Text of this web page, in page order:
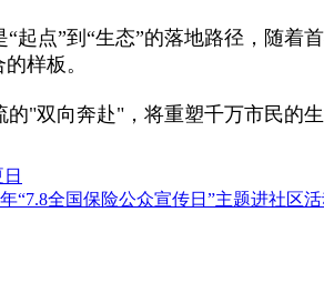
点”到“生态”的落地路径，随着
样板。
"双向奔赴"，将重塑千万市民的
“7.8全国保险公众宣传日”主题进社区